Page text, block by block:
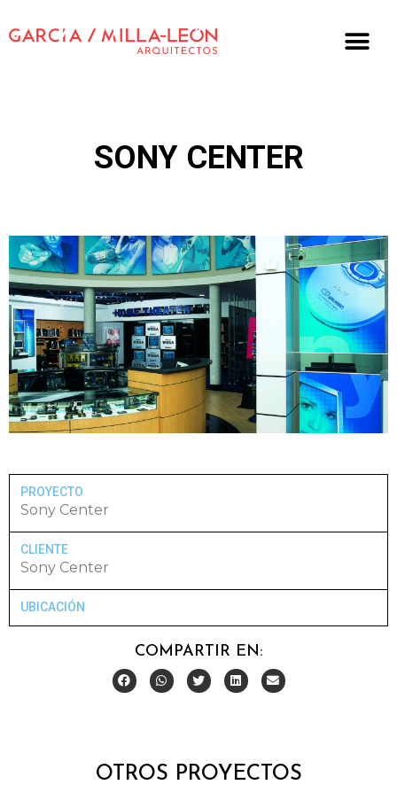
SONY CENTER
PROYECTO
Sony Center
CLIENTE
Sony Center
UBICACIÓN
COMPARTIR EN:
OTROS PROYECTOS